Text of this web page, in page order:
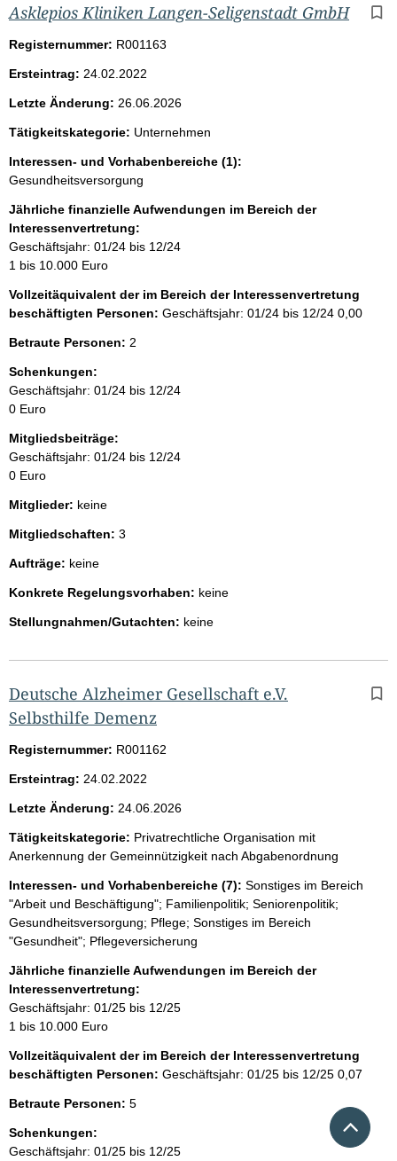
Asklepios Kliniken Langen-Seligenstadt GmbH
Registernummer: R001163
Ersteintrag: 24.02.2022
Letzte Änderung: 26.06.2026
Tätigkeitskategorie: Unternehmen
Interessen- und Vorhabenbereiche (1):
Gesundheitsversorgung
Jährliche finanzielle Aufwendungen im Bereich der
Interessenvertretung:
Geschäftsjahr: 01/24 bis 12/24
1 bis 10.000 Euro
Vollzeitäquivalent der im Bereich der Interessenvertretung
beschäftigten Personen: Geschäftsjahr: 01/24 bis 12/24 0,00
Betraute Personen: 2
Schenkungen:
Geschäftsjahr: 01/24 bis 12/24
0 Euro
Mitgliedsbeiträge:
Geschäftsjahr: 01/24 bis 12/24
0 Euro
Mitglieder: keine
Mitgliedschaften: 3
Aufträge: keine
Konkrete Regelungsvorhaben: keine
Stellungnahmen/Gutachten: keine
Deutsche Alzheimer Gesellschaft e.V.
Selbsthilfe Demenz
Registernummer: R001162
Ersteintrag: 24.02.2022
Letzte Änderung: 24.06.2026
Tätigkeitskategorie: Privatrechtliche Organisation mit
Anerkennung der Gemeinnützigkeit nach Abgabenordnung
Interessen- und Vorhabenbereiche (7): Sonstiges im Bereich
"Arbeit und Beschäftigung"; Familienpolitik; Seniorenpolitik;
Gesundheitsversorgung; Pflege; Sonstiges im Bereich
"Gesundheit"; Pflegeversicherung
Jährliche finanzielle Aufwendungen im Bereich der
Interessenvertretung:
Geschäftsjahr: 01/25 bis 12/25
1 bis 10.000 Euro
Vollzeitäquivalent der im Bereich der Interessenvertretung
beschäftigten Personen: Geschäftsjahr: 01/25 bis 12/25 0,07
Betraute Personen: 5
Schenkungen:
Geschäftsjahr: 01/25 bis 12/25